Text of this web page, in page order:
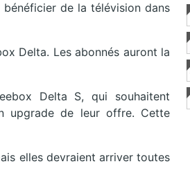
de la télévision dans
Delta. Les abonnés auront la
Delta S, qui souhaitent
upgrade de leur offre. Cette
elles devraient arriver toutes